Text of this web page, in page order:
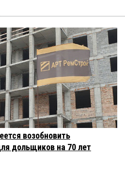
возобновить
дольщиков на 70 лет